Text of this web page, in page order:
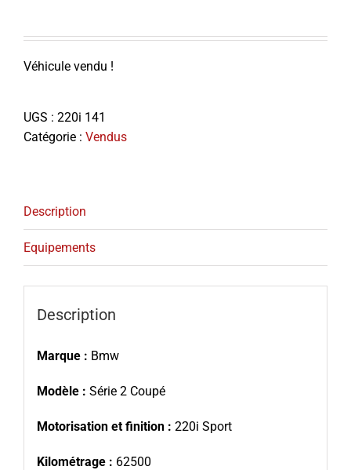
Véhicule vendu !
UGS : 220i 141
Catégorie : Vendus
Description
Equipements
Description
Marque : Bmw
Modèle : Série 2 Coupé
Motorisation et finition : 220i Sport
Kilométrage : 62500